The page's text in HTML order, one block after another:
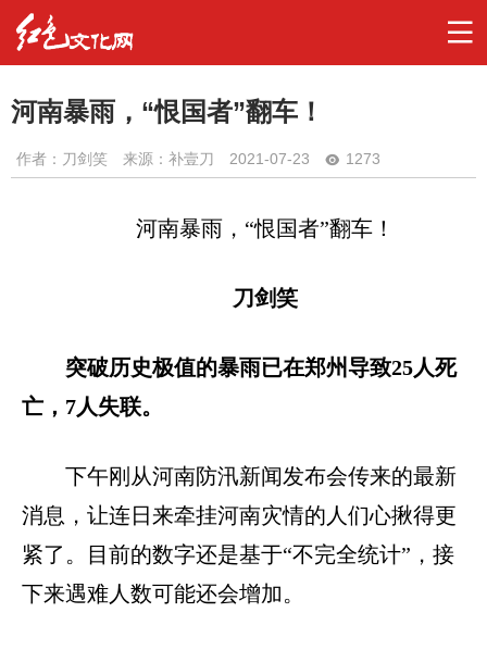
河南暴雨，“恨国者”翻车！
作者： 刀剑笑 来源：补壹刀 2021-07-23 1273
河南暴雨， “恨国者”翻车！
刀剑笑
突破历史极值的暴雨已在郑州导致25人死
亡，7人失联。
下午刚从河南防汛新闻发布会传来的最新
消息，让连日来牵挂河南灾情的人们心揪得更
紧了。目前的数字还是基于“不完全统计”，接
下来遇难人数可能还会增加。